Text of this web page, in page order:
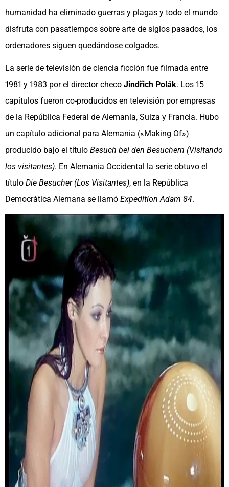
humanidad ha eliminado guerras y plagas y todo el mundo
disfruta con pasatiempos sobre arte de siglos pasados, los
ordenadores siguen quedándose colgados.
La serie de televisión de ciencia ficción fue filmada entre
1981 y 1983 por el director checo Jindřich Polák. Los 15
capítulos fueron co-producidos en televisión por empresas
de la República Federal de Alemania, Suiza y Francia. Hubo
un capítulo adicional para Alemania («Making Of»)
producido bajo el título Besuch bei den Besuchern (Visitando
los visitantes). En Alemania Occidental la serie obtuvo el
título Die Besucher (Los Visitantes), en la República
Democrática Alemana se llamó Expedition Adam 84.